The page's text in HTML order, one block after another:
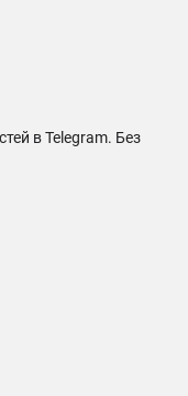
в Telegram. Без